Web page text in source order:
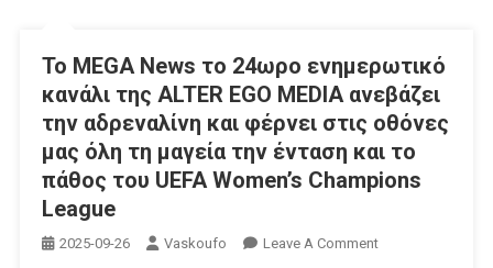
Το MEGA News το 24ωρο ενημερωτικό
κανάλι της ALTER EGO MEDIA ανεβάζει
την αδρεναλίνη και φέρνει στις οθόνες
μας όλη τη μαγεία την ένταση και το
πάθος του UEFA Women’s Champions
League
2025-09-26 Vaskoufo Leave A CommentOn